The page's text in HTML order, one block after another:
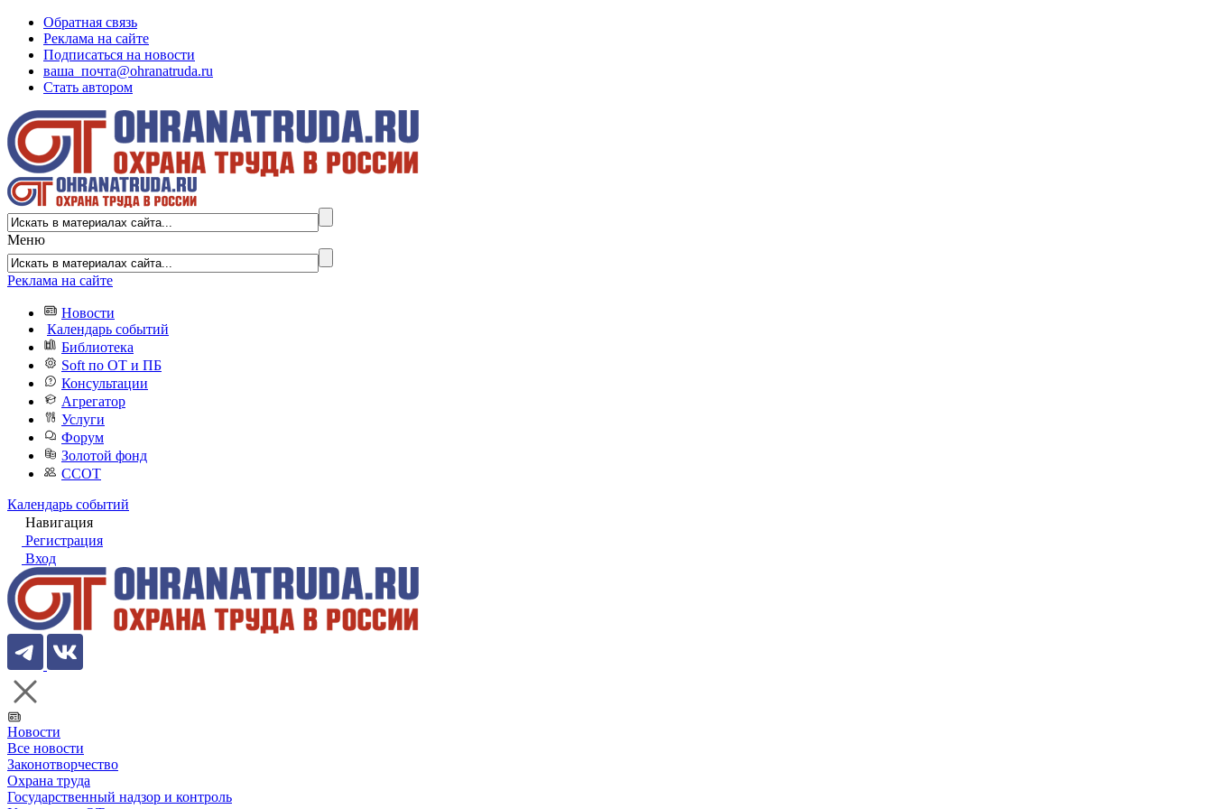
Обратная связь
Реклама на сайте
Подписаться на новости
ваша_почта@ohranatruda.ru
Стать автором
Меню
Реклама на сайте
Новости
Календарь событий
Библиотека
Soft по ОТ и ПБ
Консультации
Агрегатор
Услуги
Форум
Золотой фонд
ССОТ
Календарь событий
Навигация
Регистрация
Вход
Новости
Все новости
Законотворчество
Охрана труда
Государственный надзор и контроль